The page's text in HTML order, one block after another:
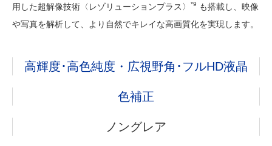
用した超解像技術〈レゾリューションプラス〉
*9
も搭載し、映像
や写真を解析して、より自然でキレイな高画質化を実現します。
高輝度･高色純度・広視野角･フルHD液晶
色補正
ノングレア